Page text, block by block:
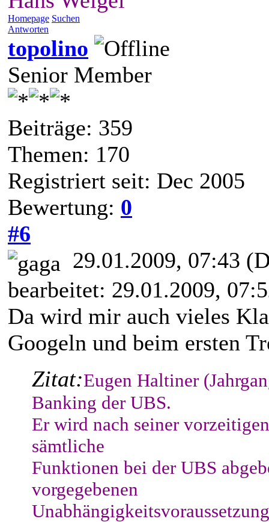
Homepage Suchen
Antworten
topolino
Senior Member
Beiträge: 359
Themen: 170
Registriert seit: Dec 2005
Bewertung: 0
#6
29.01.2009, 07:43
bearbeitet: 29.01.2009,
Da wird mir auch vieles
Googeln und beim ersten
Zitat:Eugen Haltiner
Banking der UBS.
Er wird nach seiner
sämtliche
Funktionen bei der UBS
vorgegebenen